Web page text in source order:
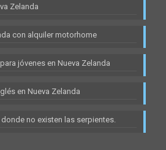
Zelanda
con alquiler motorhome
jóvenes en Nueva Zelanda
en Nueva Zelanda
no existen las serpientes.